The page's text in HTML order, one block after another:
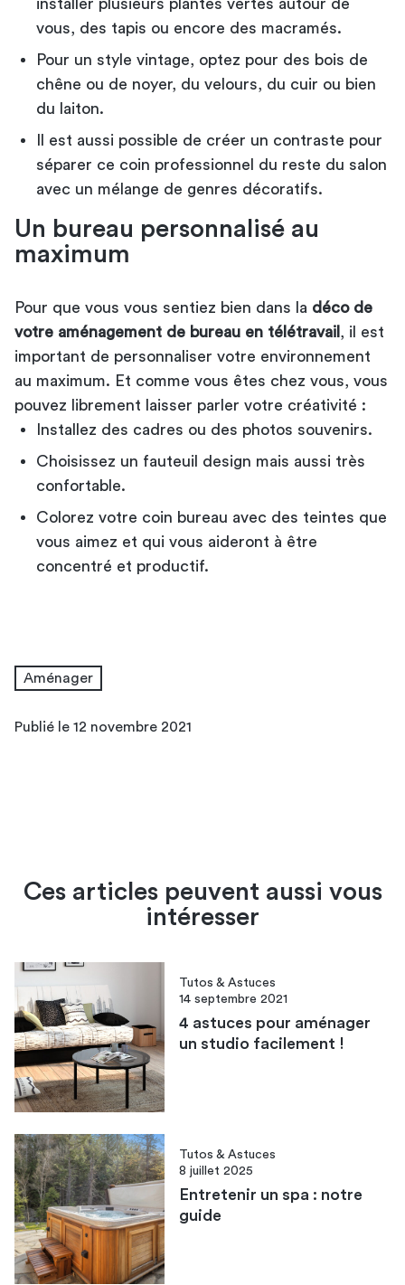
vous, des tapis ou encore des macramés.
Pour un style vintage, optez pour des bois de
chêne ou de noyer, du velours, du cuir ou bien
du laiton.
Il est aussi possible de créer un contraste pour
séparer ce coin professionnel du reste du salon
avec un mélange de genres décoratifs.
Un bureau personnalisé au
maximum
Pour que vous vous sentiez bien dans la déco de
votre aménagement de bureau en télétravail
, il est
important de personnaliser votre environnement
au maximum. Et comme vous êtes chez vous, vous
pouvez librement laisser parler votre créativité :
Installez des cadres ou des photos souvenirs.
Choisissez un fauteuil design mais aussi très
confortable.
Colorez votre coin bureau avec des teintes que
vous aimez et qui vous aideront à être
concentré et productif.
Aménager
Publié le 12 novembre 2021
Ces articles peuvent aussi vous
intéresser
Tutos & Astuces
14 septembre 2021
4 astuces pour aménager
un studio facilement !
Tutos & Astuces
8 juillet 2025
Entretenir un spa : notre
guide